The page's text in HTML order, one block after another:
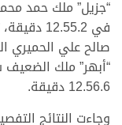
“جزيل” ملك حمد
في
“أبهر” ملك
12.56.6 دقيقة.